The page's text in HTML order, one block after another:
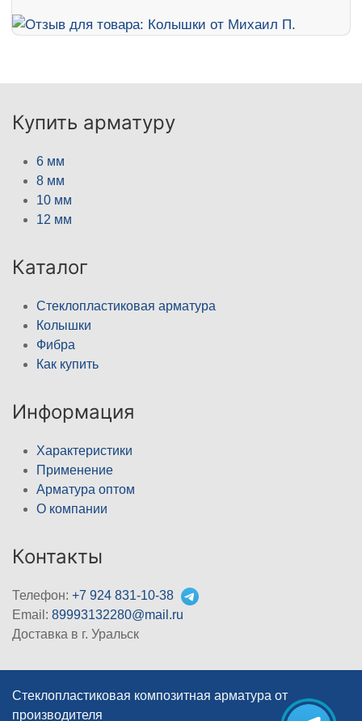
Купить арматуру
6 мм
8 мм
10 мм
12 мм
Каталог
Стеклопластиковая арматура
Колышки
Фибра
Как купить
Информация
Характеристики
Применение
Арматура оптом
О компании
Контакты
Телефон: +7 924 831-10-38
Email: 89993132280@mail.ru
Доставка в г. Уральск
Стеклопластиковая композитная арматура от
производителя